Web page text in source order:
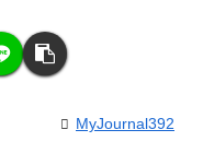
MyJournal392